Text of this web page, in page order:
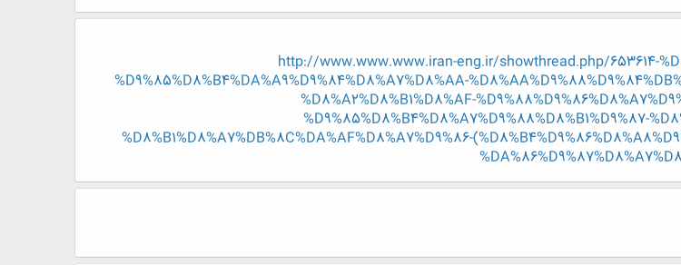
http://www.www.www.iran-eng.ir/showthread.php/653614-
%D9%85%D8%B4%DA%A9%D9%84%D8%A7%D8%AA-
%D8%A2%D8%B1%D8%AF-
%D9%85%D8%B4%D8%A7%D9%88%D8%B1%D9%87-
%D8%B1%D8%A7%DB%8C%DA%AF%D8%A7%D9%86-